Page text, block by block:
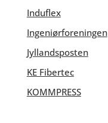
Induflex
Ingeniørforeningen
Jyllandsposten
KE Fibertec
KOMMPRESS